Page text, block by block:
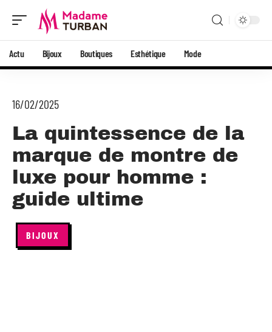
Actu Bijoux Boutiques Esthétique Mode
16/02/2025
La quintessence de la
marque de montre de
luxe pour homme :
guide ultime
BIJOUX